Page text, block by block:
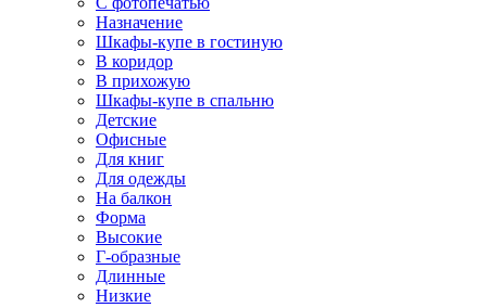
Назначение
Шкафы-купе в гостиную
В коридор
В прихожую
Шкафы-купе в спальню
Детские
Офисные
Для книг
Для одежды
На балкон
Форма
Высокие
Г-образные
Длинные
Низкие